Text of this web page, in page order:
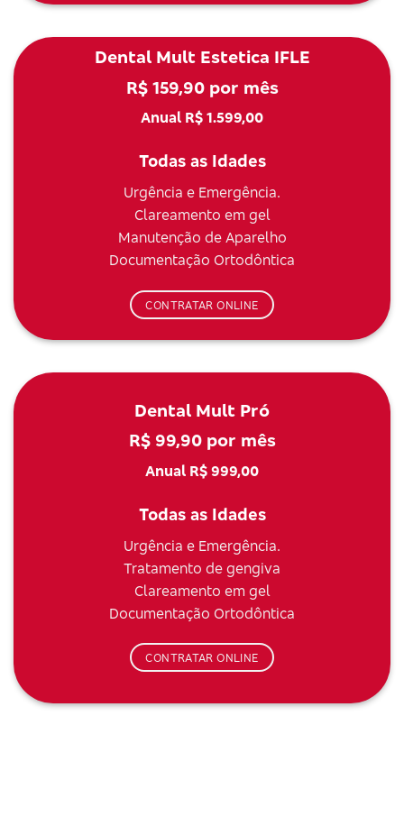
Dental Mult Estetica IFLE
R$ 159,90 por mês
Anual R$ 1.599,00
Todas as Idades
Urgência e Emergência.
Clareamento em gel
Manutenção de Aparelho
Documentação Ortodôntica
CONTRATAR ONLINE
Dental Mult Pró
R$ 99,90 por mês
Anual R$ 999,00
Todas as Idades
Urgência e Emergência.
Tratamento de gengiva
Clareamento em gel
Documentação Ortodôntica
CONTRATAR ONLINE